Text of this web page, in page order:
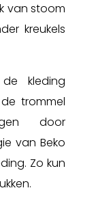
van stoom
kreukels
kleding
trommel
door
van Beko
Zo kun